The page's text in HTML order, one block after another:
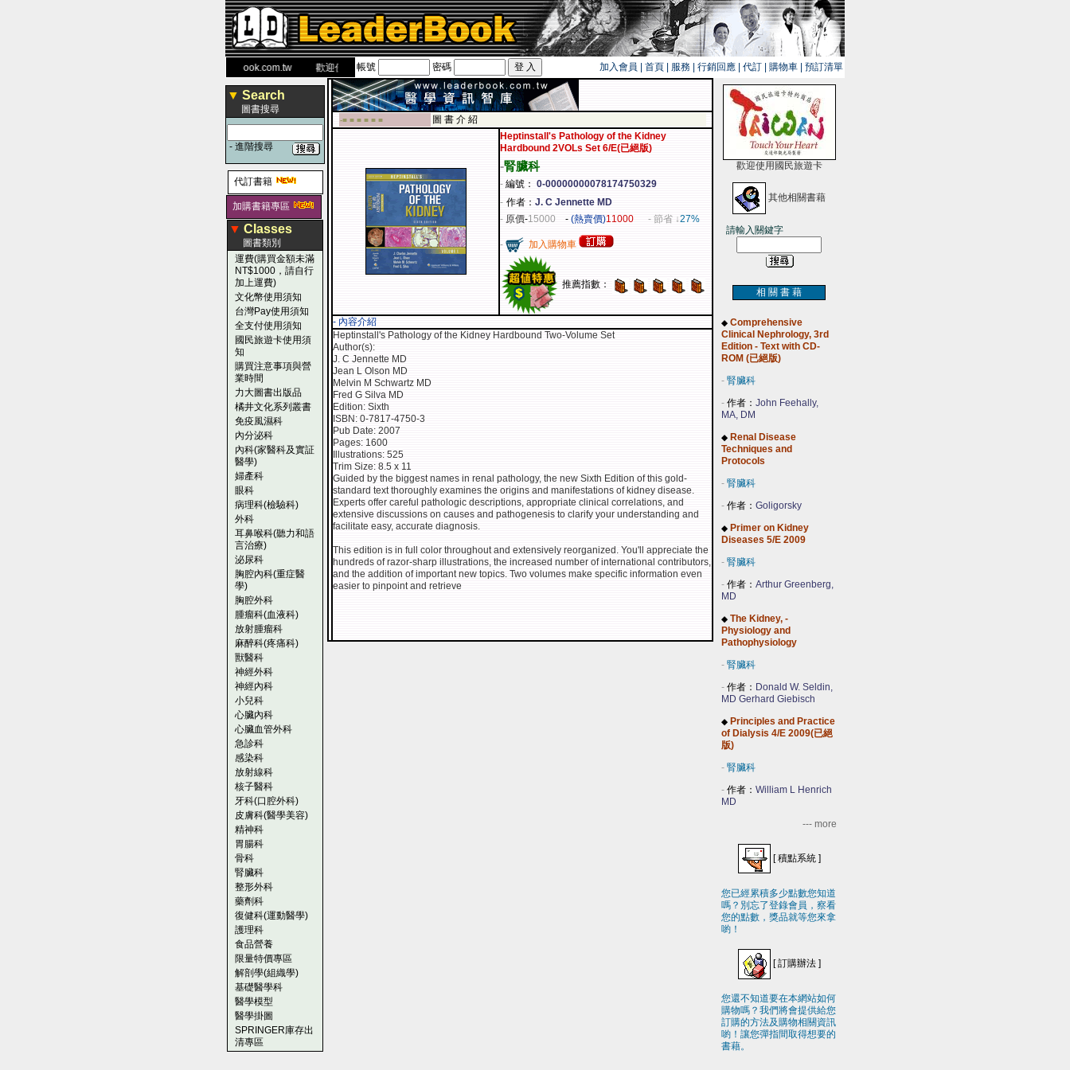
www.leaderbook.com.tw歡迎使用 國民旅遊卡！！
帳號 密碼 加入會員 首頁 服務 行銷回應 代訂 購物車 預訂清單
▼ Search
圖書搜尋
- 進階搜尋
代訂書籍
加購書籍專區
▼ Classes
圖書類別
運費(購買金額未滿
NT$1000，請自行
加上運費)
文化幣使用須知
台灣Pay使用須知
全支付使用須知
國民旅遊卡使用須
知
購買注意事項與營
業時間
力大圖書出版品
橘井文化系列叢書
免疫風濕科
內分泌科
內科(家醫科及實証
醫學)
婦產科
眼科
病理科(檢驗科)
外科
耳鼻喉科(聽力和語
言治療)
泌尿科
胸腔內科(重症醫
學)
胸腔外科
腫瘤科(血液科)
放射腫瘤科
麻醉科(疼痛科)
獸醫科
神經外科
神經內科
小兒科
心臟內科
心臟血管外科
急診科
感染科
放射線科
核子醫科
牙科(口腔外科)
皮膚科(醫學美容)
精神科
胃腸科
骨科
腎臟科
整形外科
藥劑科
復健科(運動醫學)
護理科
食品營養
限量特價專區
解剖學(組織學)
基礎醫學科
醫學模型
醫學掛圖
SPRINGER庫存出
清專區
-■ ■ ■ ■ ■ ■
圖 書 介 紹
Heptinstall's Pathology of the Kidney
Hardbound 2VOLs Set 6/E(已絕版)
-腎臟科
- 編號： 0-00000000078174750329
- 作者： J. C Jennette MD
- 原價-15000 - (熱賣價)11000 - 節省 ↓27%
- 加入購物車
推薦指數：
- 內容介紹
Heptinstall's Pathology of the Kidney Hardbound Two-Volume Set
Author(s):
J. C Jennette MD
Jean L Olson MD
Melvin M Schwartz MD
Fred G Silva MD
Edition: Sixth
ISBN: 0-7817-4750-3
Pub Date: 2007
Pages: 1600
Illustrations: 525
Trim Size: 8.5 x 11
Guided by the biggest names in renal pathology, the new Sixth Edition of this gold-
standard text thoroughly examines the origins and manifestations of kidney disease.
Experts offer careful pathologic descriptions, appropriate clinical correlations, and
extensive discussions on causes and pathogenesis to clarify your understanding and
facilitate easy, accurate diagnosis.
This edition is in full color throughout and extensively reorganized. You'll appreciate the
hundreds of razor-sharp illustrations, the increased number of international contributors,
and the addition of important new topics. Two volumes make specific information even
easier to pinpoint and retrieve
歡迎使用國民旅遊卡
其他相關書藉
請輸入關鍵字
相 關 書 藉
◆ Comprehensive
Clinical Nephrology, 3rd
Edition - Text with CD-
ROM (已絕版)
- 腎臟科
- 作者： John Feehally,
MA, DM
◆ Renal Disease
Techniques and
Protocols
- 腎臟科
- 作者： Goligorsky
◆ Primer on Kidney
Diseases 5/E 2009
- 腎臟科
- 作者： Arthur Greenberg,
MD
◆ The Kidney, -
Physiology and
Pathophysiology
- 腎臟科
- 作者： Donald W. Seldin,
MD Gerhard Giebisch
◆ Principles and Practice
of Dialysis 4/E 2009(已絕
版)
- 腎臟科
- 作者： William L Henrich
MD
--- more
[積點系統 ]
您已經累積多少點數您知道
嗎？別忘了登錄會員，察看
您的點數，獎品就等您來拿
喲！
[訂購辦法]
您還不知道要在本網站如何
購物嗎？我們將會提供給您
訂購的方法及購物相關資訊
喲！讓您彈指間取得想要的
書藉。